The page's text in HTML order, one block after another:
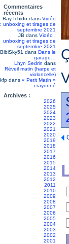
Commentaires
récents
Ray Ichido dans Vidéo
: unboxing et tirages de
septembre 2021
JB dans Vidéo :
unboxing et tirages de
septembre 2021
BibiSky51 dans Dans le
garage…
Lhyn Sedrin dans
Réveil matin (harpe et
violoncelle)
kfp dans « Petit Matin »
: crayonné
Archives :
2026
2025
2024
2023
2022
2021
2020
2019
2018
2017
2016
2015
2014
2013
2012
2011
2010
2009
2008
2007
2006
2005
2004
2003
2002
2001